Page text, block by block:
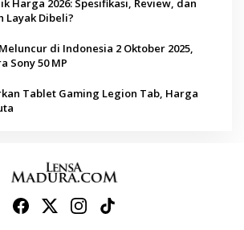
Harga 2026: Spesifikasi, Review, dan
Layak Dibeli?
di Indonesia 2 Oktober 2025,
Sony 50 MP
Tablet Gaming Legion Tab, Harga